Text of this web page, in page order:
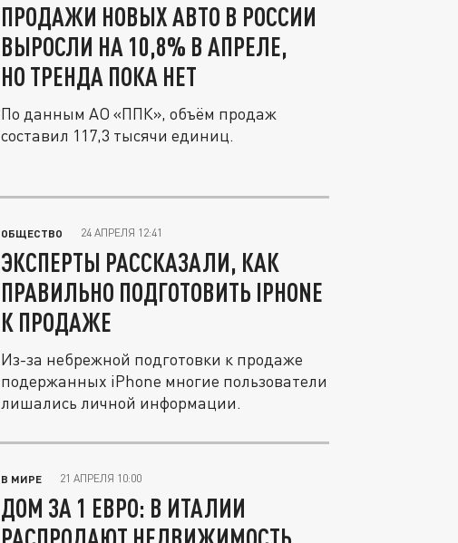
ПРОДАЖИ НОВЫХ АВТО В РОССИИ
ВЫРОСЛИ НА 10,8% В АПРЕЛЕ,
НО ТРЕНДА ПОКА НЕТ
По данным АО «ППК», объём продаж
составил 117,3 тысячи единиц.
ОБЩЕСТВО 24 АПРЕЛЯ 12:41
ЭКСПЕРТЫ РАССКАЗАЛИ, КАК
ПРАВИЛЬНО ПОДГОТОВИТЬ IPHONE
К ПРОДАЖЕ
Из-за небрежной подготовки к продаже
подержанных iPhone многие пользователи
лишались личной информации.
В МИРЕ 21 АПРЕЛЯ 10:00
ДОМ ЗА 1 ЕВРО: В ИТАЛИИ